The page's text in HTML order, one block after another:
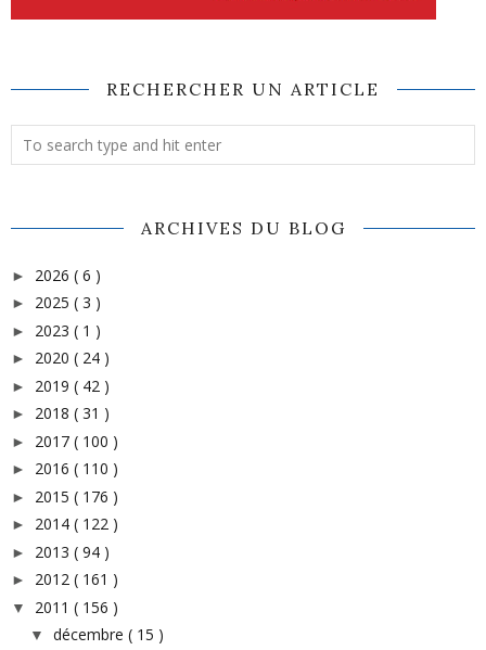
RECHERCHER UN ARTICLE
ARCHIVES DU BLOG
► 2026 ( 6 )
► 2025 ( 3 )
► 2023 ( 1 )
► 2020 ( 24 )
► 2019 ( 42 )
► 2018 ( 31 )
► 2017 ( 100 )
► 2016 ( 110 )
► 2015 ( 176 )
► 2014 ( 122 )
► 2013 ( 94 )
► 2012 ( 161 )
▼ 2011 ( 156 )
▼ décembre ( 15 )